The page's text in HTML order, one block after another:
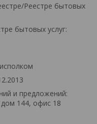
Реестре бытовых
бытовых услуг:
и предложений:
дом 144, офис 18